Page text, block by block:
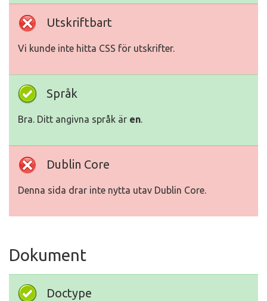
Utskriftbart
Vi kunde inte hitta CSS för utskrifter.
Språk
Bra. Ditt angivna språk är en.
Dublin Core
Denna sida drar inte nytta utav Dublin Core.
Dokument
Doctype